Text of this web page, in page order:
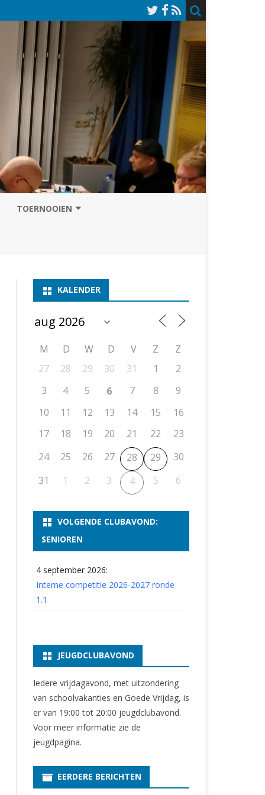
VAN SCHAAKCLUB
ASSEN 2
ASSEN 3
ASSEN I
ASSEN II
NOSBO-BEKER OPEN
T/M 1900
T/M 1700
KNSB-COMPETITIE
NOSBO-COMPETITIE
KNSB-JEUGDCOMPETITIE
TOERNOOIEN
KALENDER
M D W D V Z
Z
27
28 29 30 31 1
2
3
4 5 6 7 8
9
10
11 12 13 14 15
16
17
18 19 20 21 22
23
24
25 26 27 28 29
30
31
1 2 3 4 5 6
VOLGENDE CLUBAVOND:
SENIOREN
4 september 2026:
Interne competitie 2026-2027 ronde
1.1
JEUGDCLUBAVOND
Iedere vrijdagavond, met uitzondering
van schoolvakanties en Goede Vrijdag, is
er van 19:00 tot 20:00 jeugdclubavond.
Voor meer informatie zie de
jeugdpagina.
EERDERE BERICHTEN